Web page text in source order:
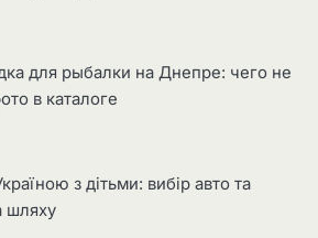
для рыбалки на Днепре: чего не
в каталоге
з дітьми: вибір авто та
шляху